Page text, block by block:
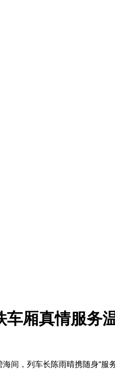
厢真情服务
，列车长陈雨晴携随身“服